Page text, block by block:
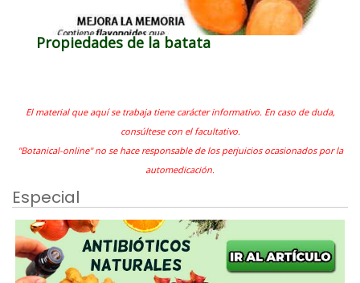
Propiedades de la batata
El material que aquí se trabaja tiene carácter informativo. En caso de duda,
consúltese con el facultativo.
"Botanical-online" no se hace responsable de los perjuicios ocasionados por la
automedicación.
Especial